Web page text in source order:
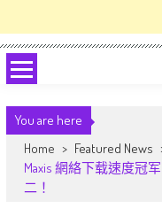
You are here
Home > Featured News
Maxis 網絡下载速度冠
二！